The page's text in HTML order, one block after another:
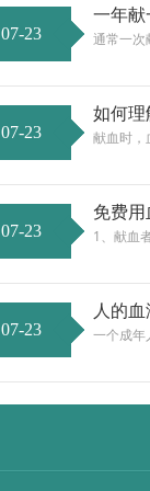
07-23
一年
通常一
07-23
如何理
献血时，
07-23
免费
1、献血
07-23
人的
一个成